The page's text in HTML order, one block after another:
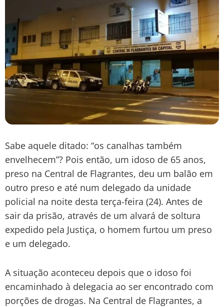
Sabe aquele ditado: “os canalhas também
envelhecem”? Pois então, um idoso de 65 anos,
preso na Central de Flagrantes, deu um balão em
outro preso e até num delegado da unidade
policial na noite desta terça-feira (24). Antes de
sair da prisão, através de um alvará de soltura
expedido pela Justiça, o homem furtou um preso
e um delegado.
A situação aconteceu depois que o idoso foi
encaminhado à delegacia ao ser encontrado com
porções de drogas. Na Central de Flagrantes, a